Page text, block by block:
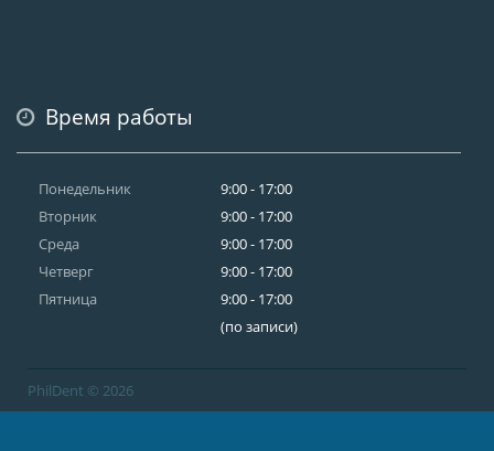
Время работы
Понедельник
Вторник
Среда
Четверг
Пятница
9:00 - 17:00
9:00 - 17:00
9:00 - 17:00
9:00 - 17:00
9:00 - 17:00
(по записи)
PhilDent © 2026